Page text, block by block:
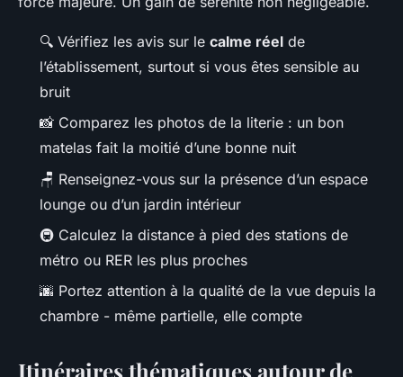
🔍 Vérifiez les avis sur le calme réel de
l’établissement, surtout si vous êtes sensible au
bruit
📸 Comparez les photos de la literie : un bon
matelas fait la moitié d’une bonne nuit
🪑 Renseignez-vous sur la présence d’un espace
lounge ou d’un jardin intérieur
🚇 Calculez la distance à pied des stations de
métro ou RER les plus proches
🌆 Portez attention à la qualité de la vue depuis la
chambre - même partielle, elle compte
Itinéraires thématiques autour de